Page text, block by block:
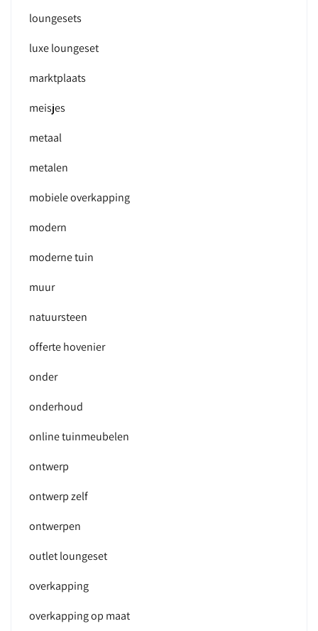
loungesets
luxe loungeset
marktplaats
meisjes
metaal
metalen
mobiele overkapping
modern
moderne tuin
muur
natuursteen
offerte hovenier
onder
onderhoud
online tuinmeubelen
ontwerp
ontwerp zelf
ontwerpen
outlet loungeset
overkapping
overkapping op maat